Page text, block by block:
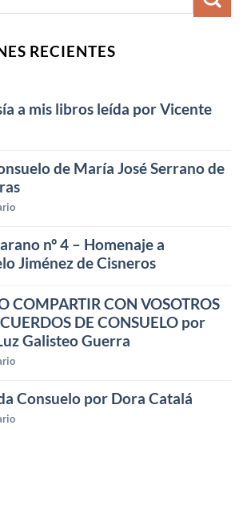
RECIENTES
a mis libros leída por Vicente
de María José Serrano de
nº 4 – Homenaje a
Jiménez de Cisneros
COMPARTIR CON VOSOTROS
DE CONSUELO por
Galisteo Guerra
Consuelo por Dora Catalá